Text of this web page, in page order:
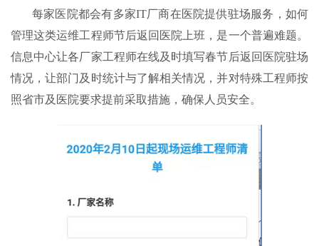
每家医院都会有多家IT厂商在医院提供驻场服务，如何
管理这类运维工程师节后返回医院上班，是一个普遍难题。
信息中心让各厂家工程师在线及时填写春节后返回医院驻场
情况，让部门及时统计与了解相关情况，并对特殊工程师按
照省市及医院要求提前采取措施，确保人员安全。